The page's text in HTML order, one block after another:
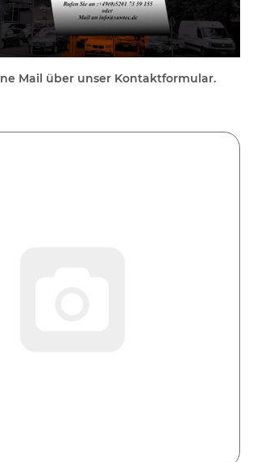
Mail über unser Kontaktformular.